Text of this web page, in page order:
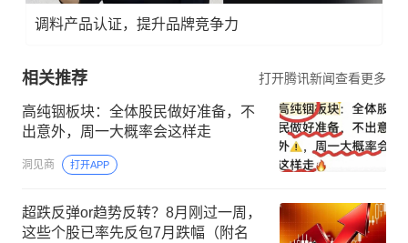
调料产品认证，提升品牌竞争力
相关推荐 打开腾讯新闻查看更多
高纯铟板块：全体股民做好准备，不
出意外，周一大概率会这样走
洞见商 打开APP
超跌反弹or趋势反转？8月刚过一周，
这些个股已率先反包7月跌幅（附名